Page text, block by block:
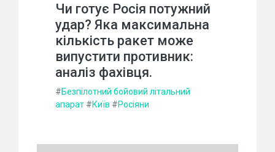
Чи готує Росія потужний
удар? Яка максимальна
кількість ракет може
випустити противник:
аналіз фахівця.
#Безпілотний бойовий літальний
апарат #Київ #Росіяни